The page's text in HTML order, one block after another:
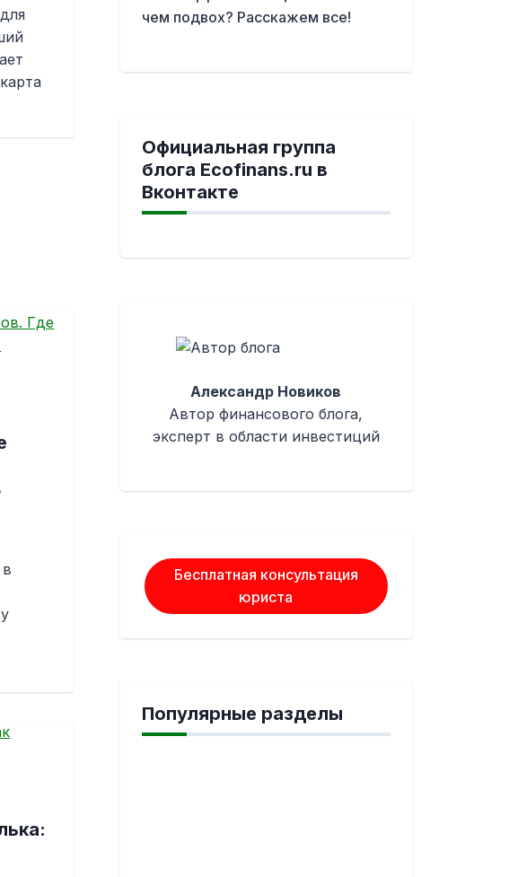
чем подвох? Расскажем все!
Официальная группа
блога Ecofinans.ru в
Вконтакте
Александр Новиков
Автор финансового блога,
эксперт в области инвестиций
Бесплатная консультация
юриста
Популярные разделы